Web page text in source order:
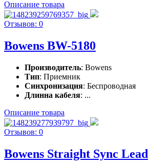
Описание товара
Отзывов: 0
Bowens BW-5180
Производитель: Bowens
Тип: Приемник
Синхронизация: Беспроводная
Длинна кабеля: ...
Описание товара
Отзывов: 0
Bowens Straight Sync Lead